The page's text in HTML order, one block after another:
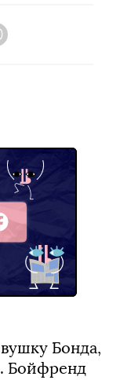
Бонда,
Бойфренд